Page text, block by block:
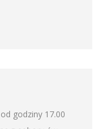
godziny 17.00